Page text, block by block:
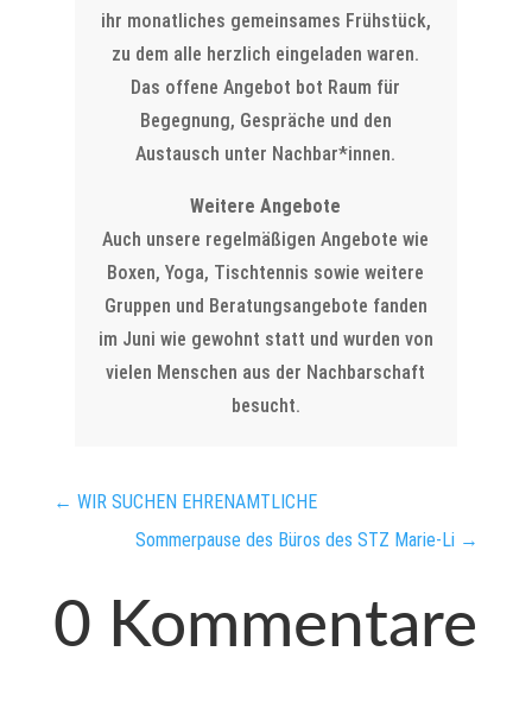
ihr monatliches gemeinsames Frühstück,
zu dem alle herzlich eingeladen waren.
Das offene Angebot bot Raum für
Begegnung, Gespräche und den
Austausch unter Nachbar*innen.
Weitere Angebote
Auch unsere regelmäßigen Angebote wie
Boxen, Yoga, Tischtennis sowie weitere
Gruppen und Beratungsangebote fanden
im Juni wie gewohnt statt und wurden von
vielen Menschen aus der Nachbarschaft
besucht.
← WIR SUCHEN EHRENAMTLICHE
Sommerpause des Büros des STZ Marie-Li →
0 Kommentare